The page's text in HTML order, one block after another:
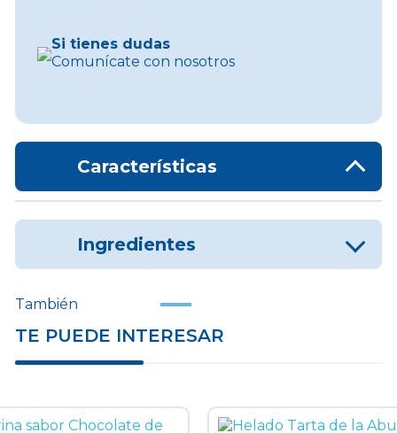
Si tienes dudas
Comunícate con nosotros
Características
Ingredientes
También
TE PUEDE INTERESAR